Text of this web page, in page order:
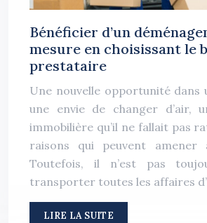
Bénéficier d’un
mesure en choisissant le
prestataire
Une nouvelle opportunité dans
une envie de changer d’air,
immobilière qu’il ne fallait pas
raisons qui peuvent amener
Toutefois, il n’est pas
transporter toutes les affaires
LIRE LA SUITE